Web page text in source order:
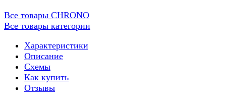
Все товары CHRONO
Все товары категории
Характеристики
Описание
Схемы
Как купить
Отзывы